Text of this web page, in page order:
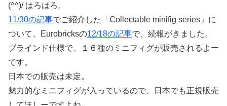
(^^)/ はろはろ。
11/30の記事でご紹介した「Collectable minifig series」に
ついて、Eurobricksの12/18の記事で、続報がきました。
ブラインド仕様で、１６種のミニフィグが販売されるよー
です。
日本での販売は未定。
魅力的なミニフィグが入っているので、日本でも正規販売